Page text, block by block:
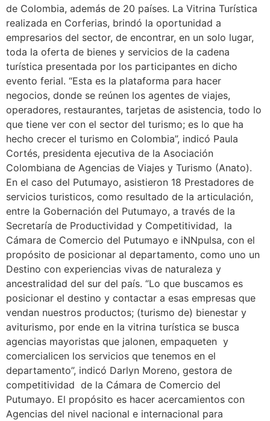
de Colombia, además de 20 países. La Vitrina Turística
realizada en Corferias, brindó la oportunidad a
empresarios del sector, de encontrar, en un solo lugar,
toda la oferta de bienes y servicios de la cadena
turística presentada por los participantes en dicho
evento ferial. “Esta es la plataforma para hacer
negocios, donde se reúnen los agentes de viajes,
operadores, restaurantes, tarjetas de asistencia, todo lo
que tiene ver con el sector del turismo; es lo que ha
hecho crecer el turismo en Colombia”, indicó Paula
Cortés, presidenta ejecutiva de la Asociación
Colombiana de Agencias de Viajes y Turismo (Anato).
En el caso del Putumayo, asistieron 18 Prestadores de
servicios turisticos, como resultado de la articulación,
entre la Gobernación del Putumayo, a través de la
Secretaría de Productividad y Competitividad, la
Cámara de Comercio del Putumayo e iNNpulsa, con el
propósito de posicionar al departamento, como uno un
Destino con experiencias vivas de naturaleza y
ancestralidad del sur del país. “Lo que buscamos es
posicionar el destino y contactar a esas empresas que
vendan nuestros productos; (turismo de) bienestar y
aviturismo, por ende en la vitrina turística se busca
agencias mayoristas que jalonen, empaqueten y
comercialicen los servicios que tenemos en el
departamento”, indicó Darlyn Moreno, gestora de
competitividad de la Cámara de Comercio del
Putumayo. El propósito es hacer acercamientos con
Agencias del nivel nacional e internacional para